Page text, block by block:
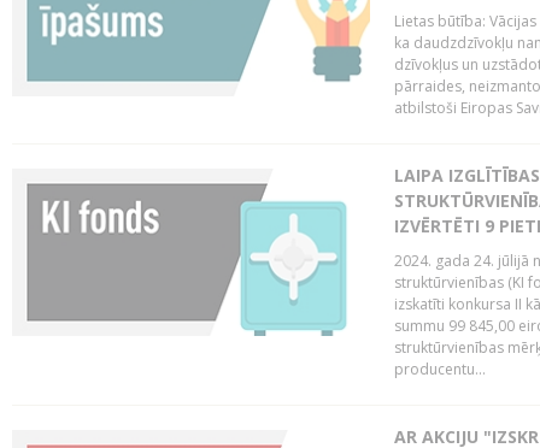
Lietas būtība:
ka daudzdzīvokļu
dzīvokļus un
pārraides,
atbilstoši Eiropas
LAIPA
IZVĒRTĒTI 9
2024. gada 24. jūlijā
struktūrvienības (KI
izskatīti konkursa II
summu 99 845,00
struktūrvienības
producentu...
AR AKCIJU